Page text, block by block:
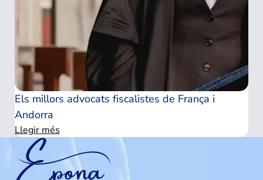
Els millors advocats fiscalistes de França i
Andorra
Llegir més